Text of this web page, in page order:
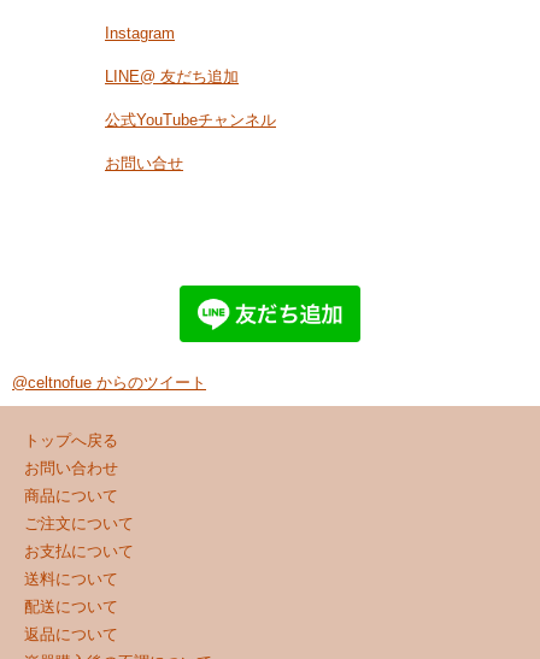
Instagram
LINE@ 友だち追加
公式YouTubeチャンネル
お問い合せ
@celtnofue からのツイート
トップへ戻る
お問い合わせ
商品について
ご注文について
お支払について
送料について
配送について
返品について